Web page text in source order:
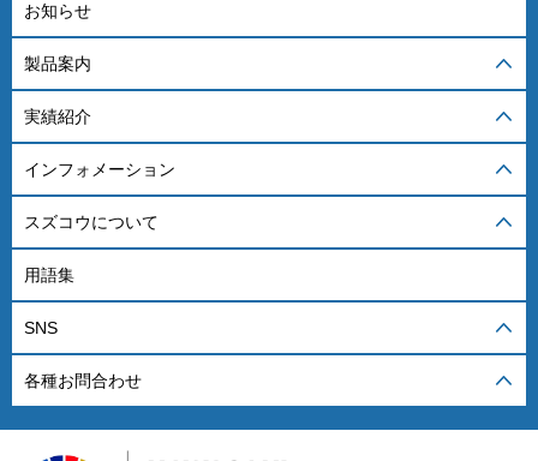
お知らせ
製品案内
実績紹介
インフォメーション
スズコウについて
用語集
SNS
各種お問合わせ